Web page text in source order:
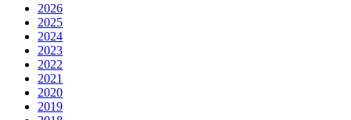
2026
2025
2024
2023
2022
2021
2020
2019